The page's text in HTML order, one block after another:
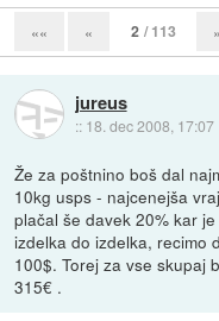
«« « 2 / 113 »
jureus
:: 18. dec 2008, 17:07
Že za poštnino boš dal
10kg usps - najcenejša
plačal še davek 20% kar
izdelka do izdelka, recimo
100$. Torej za vse skupaj
315€ .